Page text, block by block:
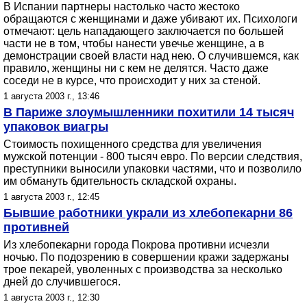
В Испании партнеры настолько часто жестоко
обращаются с женщинами и даже убивают их. Психологи
отмечают: цель нападающего заключается по большей
части не в том, чтобы нанести увечье женщине, а в
демонстрации своей власти над нею. О случившемся, как
правило, женщины ни с кем не делятся. Часто даже
соседи не в курсе, что происходит у них за стеной.
1 августа 2003 г., 13:46
В Париже злоумышленники похитили 14 тысяч
упаковок виагры
Стоимость похищенного средства для увеличения
мужской потенции - 800 тысяч евро. По версии следствия,
преступники выносили упаковки частями, что и позволило
им обмануть бдительность складской охраны.
1 августа 2003 г., 12:45
Бывшие работники украли из хлебопекарни 86
противней
Из хлебопекарни города Покрова противни исчезли
ночью. По подозрению в совершении кражи задержаны
трое пекарей, уволенных с производства за несколько
дней до случившегося.
1 августа 2003 г., 12:30